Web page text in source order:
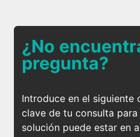
¿No
pregunta?
Introduce en el siguiente
clave de tu consulta
solución puede estar en